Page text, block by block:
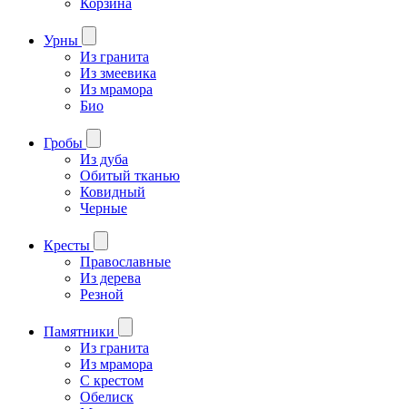
Корзина
Урны
Из гранита
Из змеевика
Из мрамора
Био
Гробы
Из дуба
Обитый тканью
Ковидный
Черные
Кресты
Православные
Из дерева
Резной
Памятники
Из гранита
Из мрамора
С крестом
Обелиск